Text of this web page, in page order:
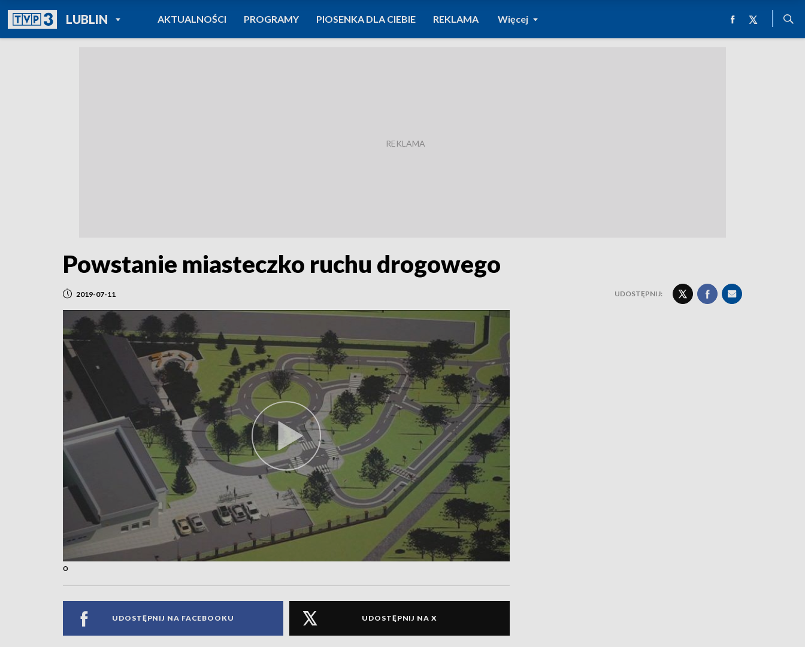
LUBLINPOWRÓT DO
TVP REGIONY
AKTUALNOŚCI PROGRAMY PIOSENKA DLA CIEBIE REKLAMA Więcej
Powstanie miasteczko ruchu drogowego
2019-07-11 UDOSTĘPNIJ:
o
UDOSTĘPNIJ NA FACEBOOKU UDOSTĘPNIJ NA X